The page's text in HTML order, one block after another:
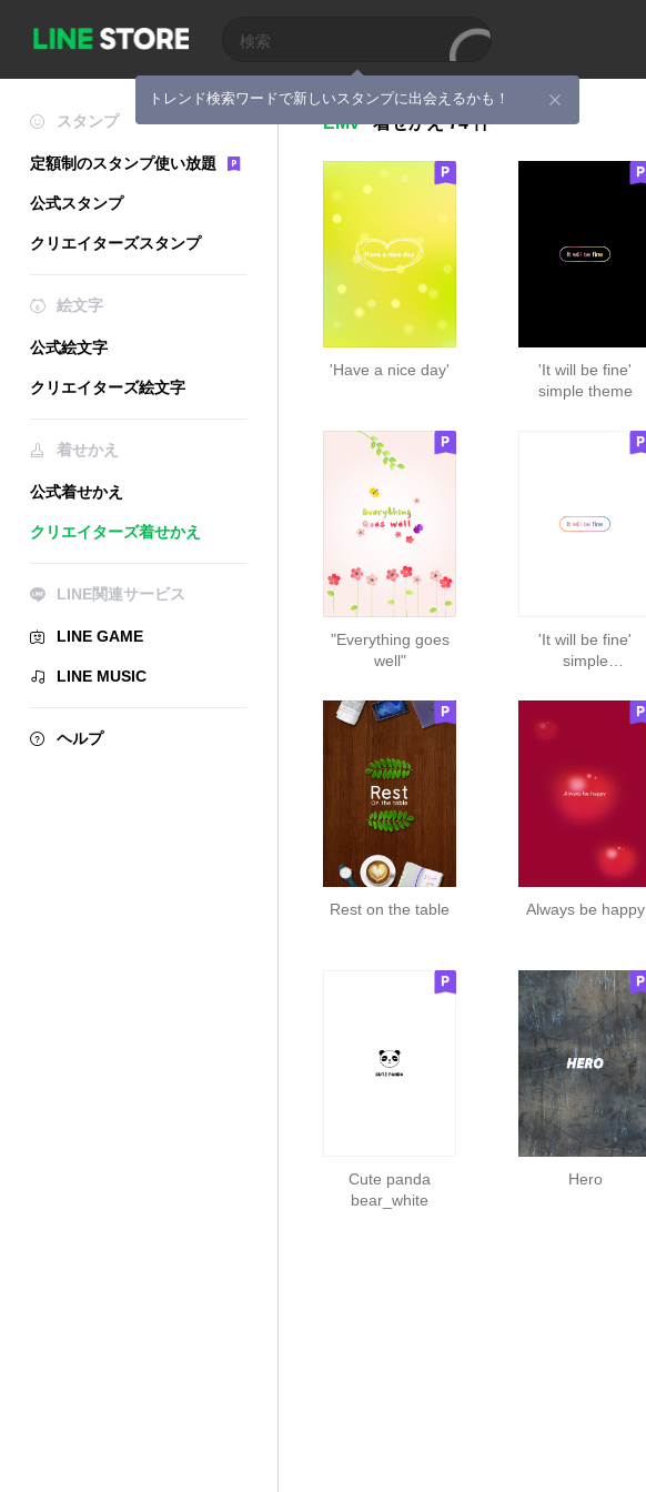
トレンド検索ワードで新しいスタンプに出会えるかも！
スタンプ
定額制のスタンプ使い放題
公式スタンプ
クリエイターズスタンプ
絵文字
公式絵文字
クリエイターズ絵文字
着せかえ
公式着せかえ
クリエイターズ着せかえ
LINE関連サービス
LINE GAME
LINE MUSIC
ヘルプ
EMv 着せかえ 74 件
'Have a nice day'
'It will be fine'
simple theme
"Everything goes
well"
'It will be fine'
simple
Rest on the table Always be happy
Cute panda
bear_white
Hero